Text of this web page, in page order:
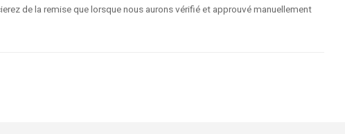
de la remise que lorsque nous aurons vérifié et approuvé manuellement